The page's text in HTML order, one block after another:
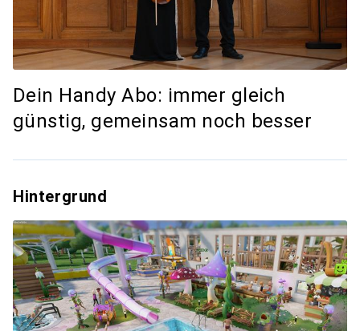
Dein Handy Abo: immer gleich
günstig, gemeinsam noch besser
Hintergrund